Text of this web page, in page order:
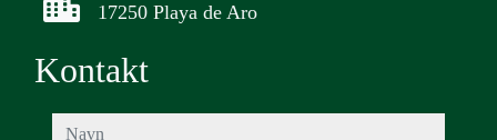
17250 Playa de Aro
Kontakt
navn